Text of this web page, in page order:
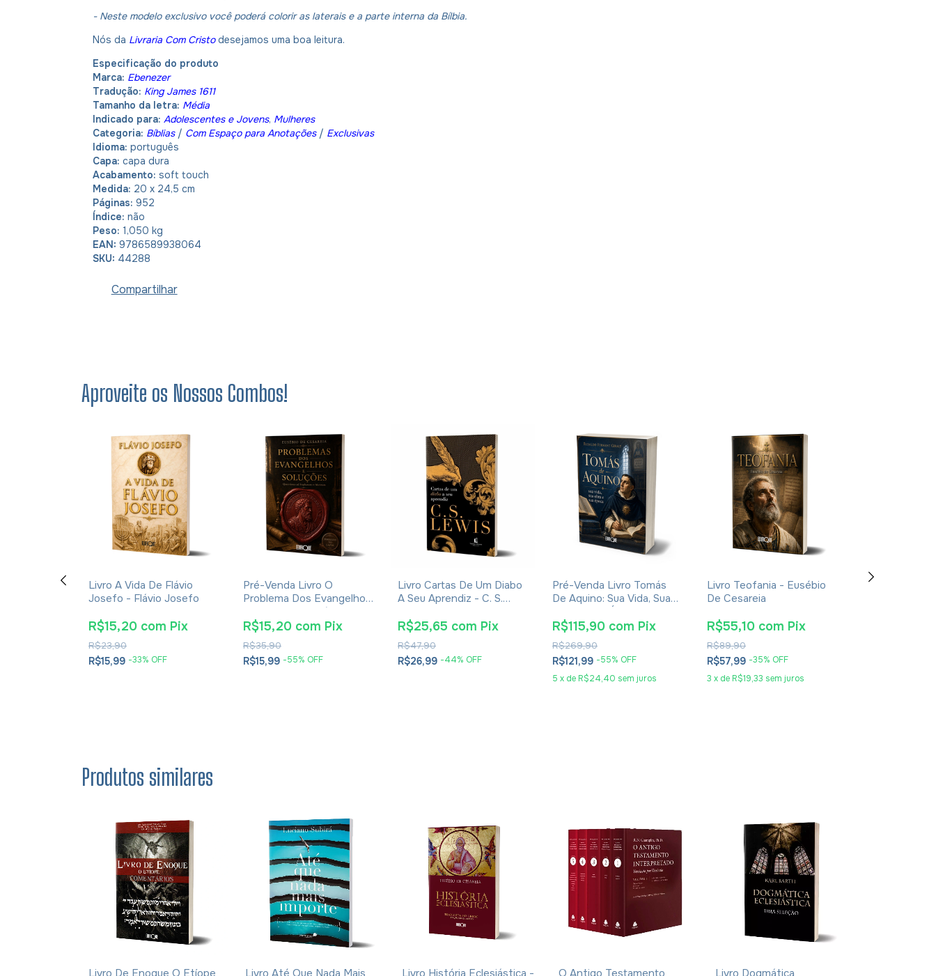
- Neste modelo exclusivo você poderá colorir as laterais e a parte interna da Bílbia.
Nós da Livraria Com Cristodesejamos uma boa leitura.
Especificação do produto
Marca: Ebenezer
Tradução: King James 1611
Tamanho da letra: Média
Indicado para: Adolescentes e Jovens, Mulheres
Categoria: Bíblias/ Com Espaço para Anotações/ Exclusivas
Idioma: português
Capa: capa dura
Acabamento: soft touch
Medida: 20 x 24,5 cm
Páginas: 952
Índice: não
Peso: 1,050 kg
EAN: 9786589938064
SKU: 44288
Compartilhar
Aproveite os Nossos Combos!
Livro A Vida De Flávio
Josefo - Flávio Josefo
R$15,99 -33% OFF
R$23,90
R$15,20 com Pix
Pré-Venda Livro O
Problema Dos Evangelhos
E Soluções- Eusébio De
Cesareia
R$15,99 -55% OFF
R$35,90
R$15,20 com Pix
Livro Cartas De Um Diabo
A Seu Aprendiz - C. S.
R$26,99 -44% OFF
R$47,90
R$25,65 com Pix
Pré-Venda Livro Tomás
De Aquino: Sua Vida, Sua
Eudaldo Forment Giralt
R$121,99 -55% OFF
5 x de R$24,40 sem juros
R$269,90
R$115,90 com Pix
Livro Teofania - Eusébio
De Cesareia
R$57,99 -35% OFF
3 x de R$19,33 sem juros
R$89,90
R$55,10 com Pix
Livro De
Produtos similares
Livro De Enoque O Etíope Livro Até Que Nada Mais Livro História Eclesiástica - O Antigo Testamento Livro Dogmática